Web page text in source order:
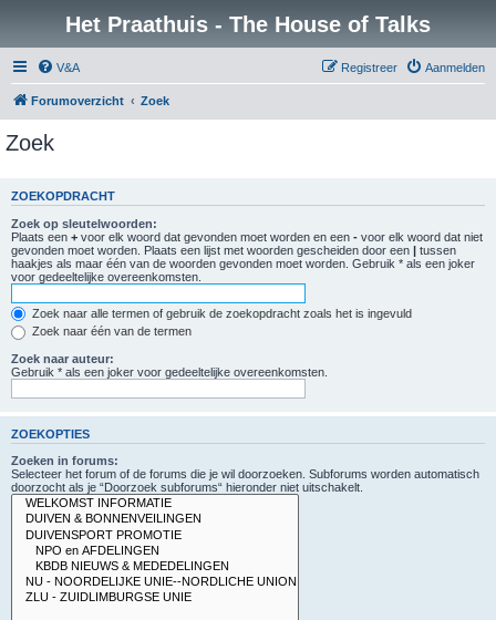
Het Praathuis - The House of Talks
V&A Aanmelden
Registreer
Forumoverzicht Zoek
Zoek
ZOEKOPDRACHT
Zoek op sleutelwoorden:
Plaats een + voor elk woord dat gevonden moet worden en een - voor elk woord dat niet
gevonden moet worden. Plaats een lijst met woorden gescheiden door een | tussen
haakjes als maar één van de woorden gevonden moet worden. Gebruik * als een joker
voor gedeeltelijke overeenkomsten.
Zoek naar alle termen of gebruik de zoekopdracht zoals het is ingevuld
Zoek naar één van de termen
Zoek naar auteur:
Gebruik * als een joker voor gedeeltelijke overeenkomsten.
ZOEKOPTIES
Zoeken in forums:
Selecteer het forum of de forums die je wil doorzoeken. Subforums worden automatisch
doorzocht als je “Doorzoek subforums“ hieronder niet uitschakelt.